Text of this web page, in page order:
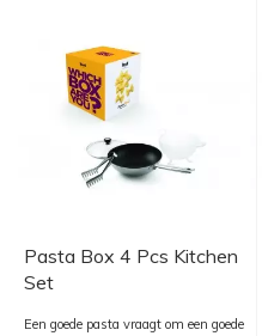
Pasta Box 4 Pcs Kitchen
Set
Een goede pasta vraagt om een goede